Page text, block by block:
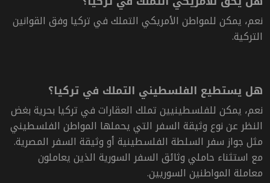
نعم، يمكن للمواطن الأمريكي التملك في تركيا وفق القوانين
التركية.
هل يستطيع الفلسطيني التملك في تركيا؟
نعم، يمكن للفلسطينيين تملك العقارات في تركيا بحرية بغض
النظر عن نوع وثيقة السفر التي يحملها المواطن الفلسطيني
مثل جواز سفر السلطة الفلسطينية أو وثيقة السفر المصرية.
مع استثناء حاملي وثائق السفر السورية الذين يعاملون
معاملة المواطنين السوريين.